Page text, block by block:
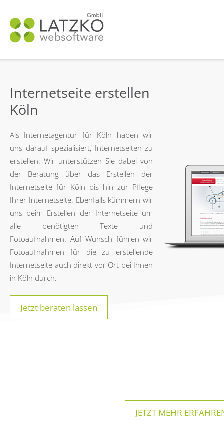
Internetseite erstellen
Köln
Als Internetagentur für Köln haben wir
uns darauf spezialisiert, Internetseiten zu
erstellen. Wir unterstützen Sie dabei von
der Beratung über das Erstellen der
Internetseite für Köln bis hin zur Pflege
Ihrer Internetseite. Ebenfalls kümmern wir
uns beim Erstellen der Internetseite um
alle benötigten Texte und
Fotoaufnahmen. Auf Wunsch führen wir
Fotoaufnahmen für die zu erstellende
Internetseite auch direkt vor Ort bei Ihnen
in Köln durch.
Jetzt beraten lassen
JETZT MEHR